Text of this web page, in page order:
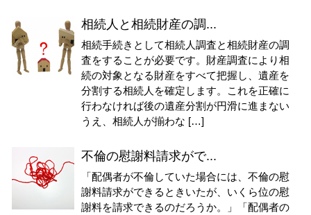
相続人と相続財産の調...
相続手続きとして相続人調査と相続財産の調
査をすることが必要です。財産調査により相
続の対象となる財産をすべて把握し、遺産を
分割する相続人を確定します。これを正確に
行わなければ後の遺産分割が円滑に進まない
うえ、相続人が揃わな […]
不倫の慰謝料請求がで...
「配偶者が不倫していた場合には、不倫の慰
謝料請求ができるときいたが、いくら位の慰
謝料を請求できるのだろうか。」「配偶者の